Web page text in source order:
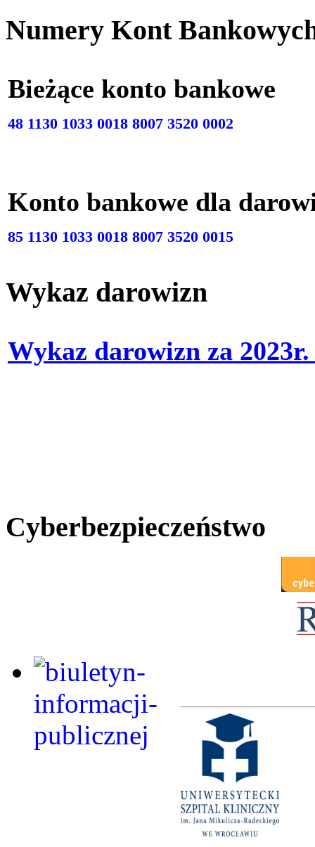
Numery Kont
Bieżące konto
48 1130 1033 0018 8007 3520 0002
Konto bankowe dla
85 1130 1033 0018 8007 3520 0015
Wykaz darowizn
Wykaz darowizn za
Cyberbezpieczeństwo